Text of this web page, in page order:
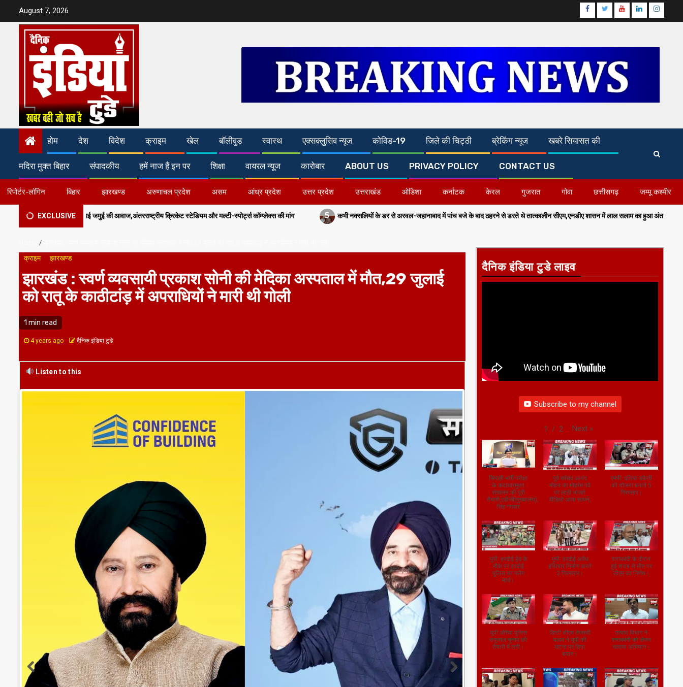
content
August 7, 2026 Facebook
TwitterYoutubeLinkedin
होम देश विदेश क्राइम खेल बॉलीवुड स्वास्थ एक्सक्लुसिव न्यूज कोविड-19 जिले की चिट्ठी ब्रेकिंग न्यूज खबरे सियासत की
मदिरा मुक्त बिहार संपादकीय हमें नाज हैं इन पर शिक्षा वायरल न्यूज कारोबार ABOUT US PRIVACY POLICY CONTACT US
रिपोर्टर-लॉगिन बिहार झारखण्ड अरुणाचल प्रदेश असम आंध्र प्रदेश उत्तर प्रदेश उत्तराखंड ओडिशा कर्नाटक केरल गुजरात गोवा छत्तीसगढ़ जम्मू कश्मीर
EXCLUSIVE
जमुई की आवाज,अंतरराष्ट्रीय क्रिकेट स्टेडियम और मल्टी-स्पोर्ट्स कॉम्प्लेक्स की मांग 5 कभी नक्सलियों के डर से अरवल-जहानाबाद में पांच बजे के बाद ठहरने से डरते थे तात्कालीन सीएम,एनडीए शासन में लाल सलाम का हुआ अंत-सम्राट चौधरी,गृह मंत्री
क्राइम झारखण्ड
झारखंड : स्वर्ण व्यवसायी प्रकाश सोनी की मेदिका अस्पताल में मौत,29 जुलाई
को रातू के काठीटांड़ में अपराधियों ने मारी थी गोली
1 min read
4 years ago दैनिक इंडिया टुडे
Listen to this
दैनिक इंडिया टुडे लाइव
Subscribe to my channel
1 / 2 Next »
सिपाही भर्ती परीक्षा
के कदाचारमुक्त
संचालन की पूरी
तैयारी,एडीजी(मुख्यालय),जितेंद्र
सिंह गंगवार
पूर्व सांसद आनंद
मोहन का मोहर्रम पर्व
पर लाठी भांजते
वीडियो आया सामने,
एमपी: दतिया डकैती
की योजना बनाते 5
गिरफ्तार।
यूपी: हरदोई ईद के
मौके पर हरदोई
पुलिस का फ्लैग
मार्च।
यूपी: हरदोई अवैध
हथियार निर्माण करते
3 गिरफ्तार।
शराबबंदी के दौरान
हुई शराब से मौत पर
सीएम का निर्णय।
यूपी:औरैया पुलिस
सकुशल चुनाव की
तैयारी में लगी।
डिप्टी सीएम तेजस्वी
यादव ने यूपी की
घटना पर दिया
बयान।
उत्पाद विभाग ने
शराबबंदी को लेकर
चलाया अभियान।